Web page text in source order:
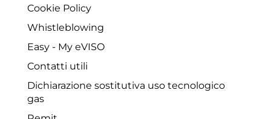
Cookie Policy
Whistleblowing
Easy - My eVISO
Contatti utili
Dichiarazione sostitutiva uso tecnologico
gas